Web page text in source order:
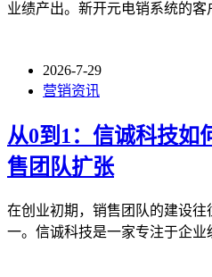
业绩产出。新开元电销系统的
2026-7-29
营销资讯
从0到1：信诚科技如
售团队扩张
在创业初期，销售团队的建设
一。信诚科技是一家专注于企业